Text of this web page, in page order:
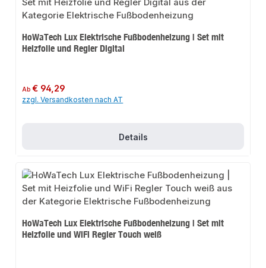
HoWaTech Lux Elektrische Fußbodenheizung | Set mit
Heizfolie und Regler Digital
Regulärer Preis:
Ab€ 94,29
zzgl. Versandkosten nach AT
Details
HoWaTech Lux Elektrische Fußbodenheizung | Set mit
Heizfolie und WiFi Regler Touch weiß